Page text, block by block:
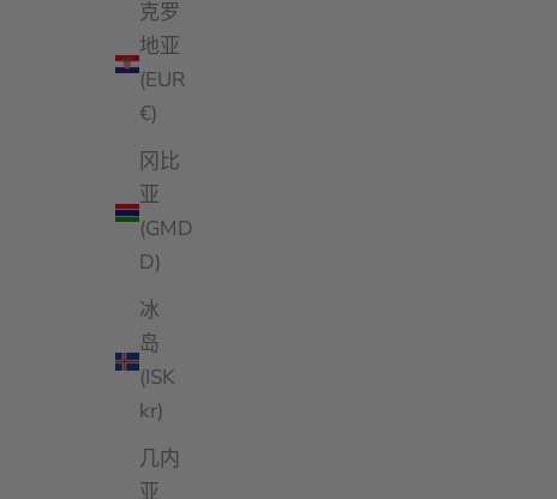
克罗
地亚
(EUR
€)
冈比
亚
(GMD
D)
冰
岛
(ISK
kr)
几内
亚